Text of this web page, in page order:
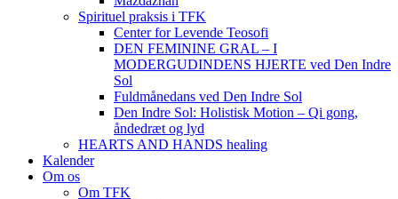
Spirituel praksis i TFK
Center for Levende Teosofi
DEN FEMININE GRAL – I
MODERGUDINDENS HJERTE ved Den Indre
Sol
Fuldmånedans ved Den Indre Sol
Den Indre Sol: Holistisk Motion – Qi gong,
åndedræt og lyd
HEARTS AND HANDS healing
Kalender
Om os
Om TFK